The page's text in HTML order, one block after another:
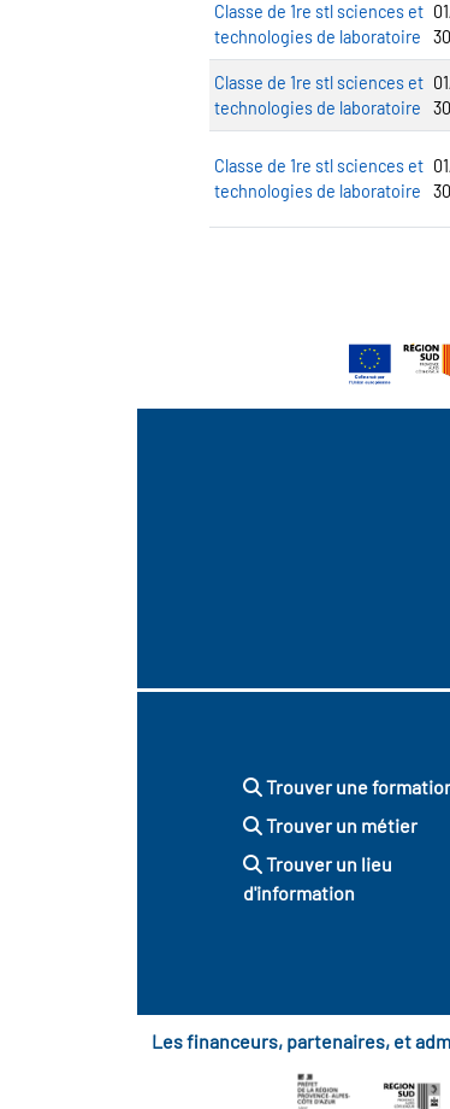
Classe de 1re stl sciences et
technologies de laboratoire
Classe de 1re stl sciences et
technologies de laboratoire
Classe de 1re stl sciences et
technologies de laboratoire
Trouver une
Trouver un métier
Trouver un lieu
d'information
Les financeurs, partenaires, et